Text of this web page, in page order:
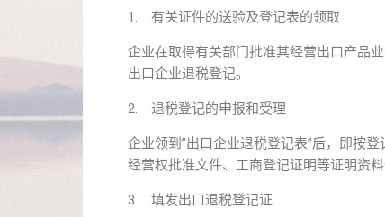
1. 有关证件的送验及登记表的领取
企业在取得有关部门批准其经营出口产品
出口企业退税登记。
2. 退税登记的申报和受理
企业领到”出口企业退税登记表”后，即按
经营权批准文件、工商登记证明等证明资
3. 填发出口退税登记证